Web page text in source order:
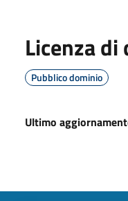
Licenza
Pubblico dominio
Ultimo